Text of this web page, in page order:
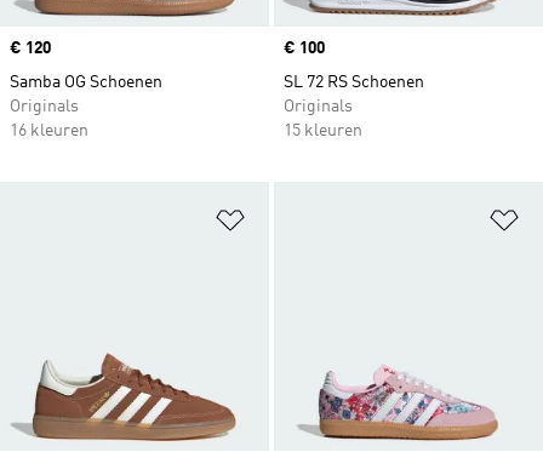
Price
€ 120
Samba OG Schoenen
Originals
16 kleuren
Price
€ 100
SL 72 RS Schoenen
Originals
15 kleuren